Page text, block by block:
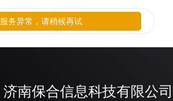
济南保合信息科技有限公司
服务异常，请稍候再试